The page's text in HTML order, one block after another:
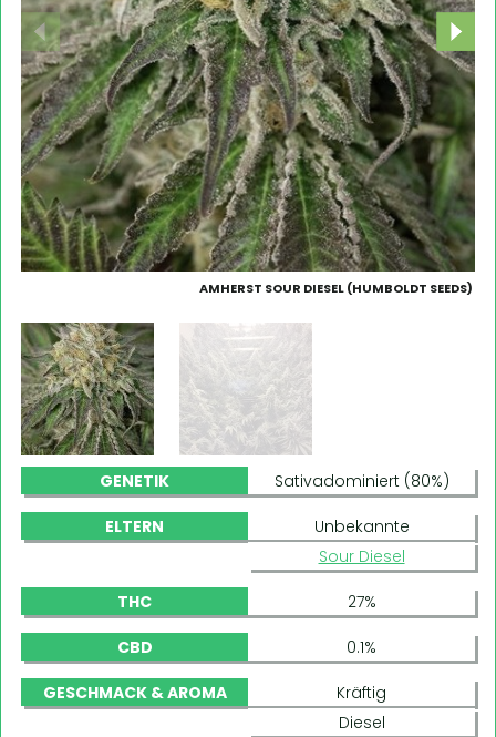
AMHERST SOUR DIESEL (HUMBOLDT SEEDS)
GENETIK Sativadominiert (80%)
ELTERN
Unbekannte
Sour Diesel
THC 27%
CBD 0.1%
GESCHMACK & AROMA
Kräftig
Diesel